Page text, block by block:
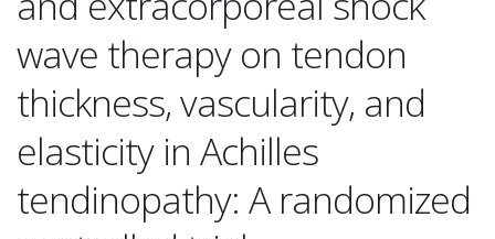
wave therapy on tendon
thickness, vascularity, and
elasticity in Achilles
tendinopathy: A randomized